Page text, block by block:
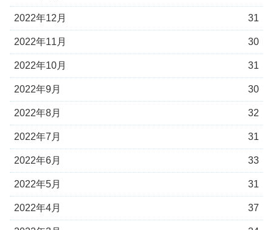
2022年12月 31
2022年11月 30
2022年10月 31
2022年9月 30
2022年8月 32
2022年7月 31
2022年6月 33
2022年5月 31
2022年4月 37